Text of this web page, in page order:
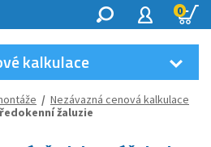
0
kalkulace
/ Nezávazná cenová kalkulace
žaluzie